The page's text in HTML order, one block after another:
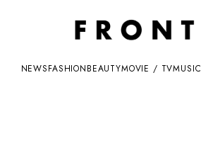
NEWSFASHIONBEAUTYMOVIE / TVMUSIC